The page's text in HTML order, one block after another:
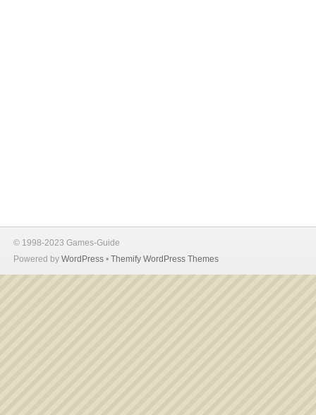
© 1998-2023 Games-Guide
Powered by WordPress • Themify WordPress Themes